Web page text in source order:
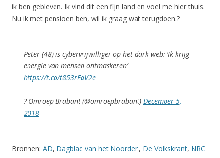
ik ben gebleven. Ik vind dit een fijn land en voel me hier thuis.
Nu ik met pensioen ben, wil ik graag wat terugdoen.?
Peter (48) is cybervrijwilliger op het dark web: ‘Ik krijg
energie van mensen ontmaskeren’
https://t.co/t853rFaV2e
? Omroep Brabant (@omroepbrabant) December 5,
2018
Bronnen: AD, Dagblad van het Noorden, De Volkskrant, NRC